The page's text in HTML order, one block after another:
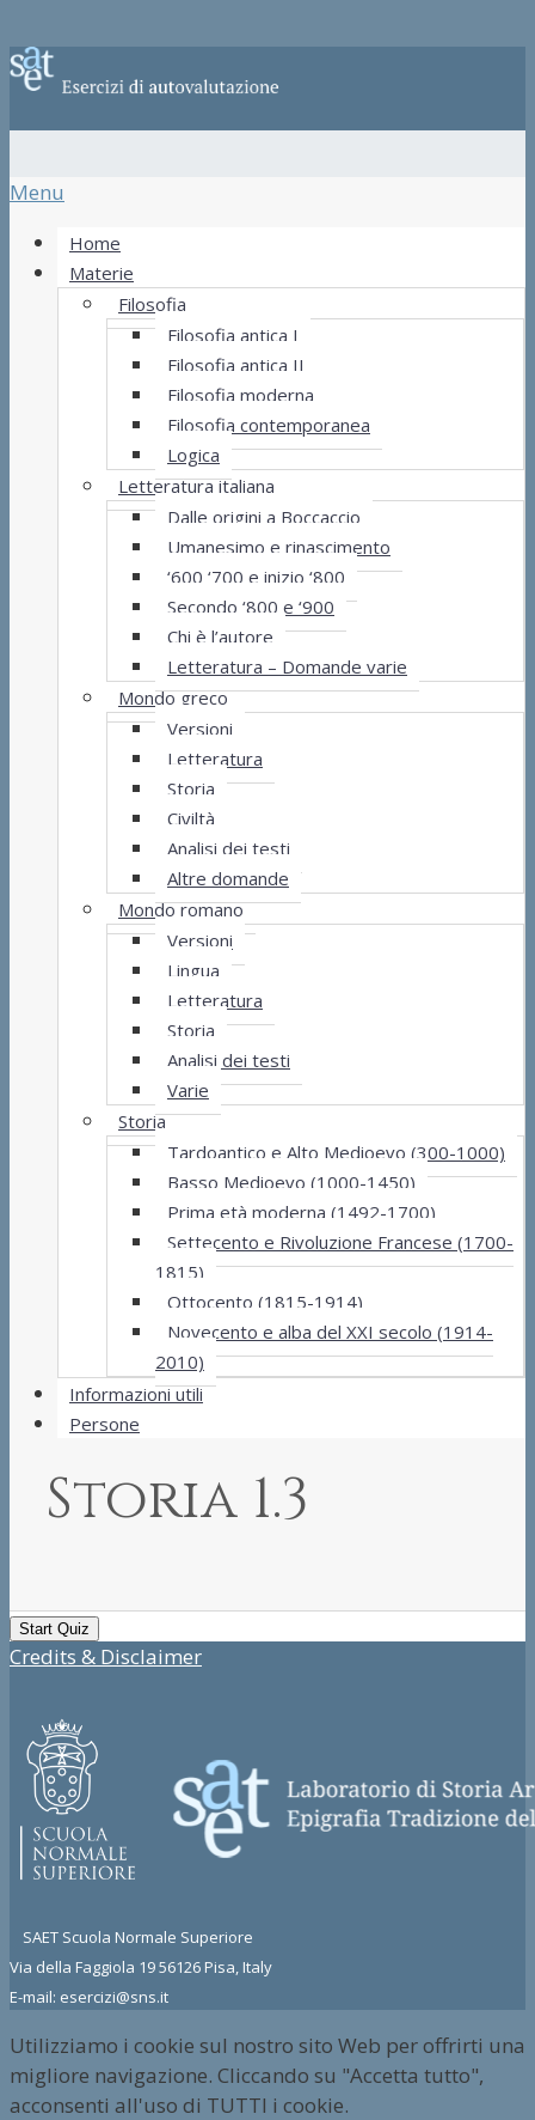
Menu
Home
Materie
Filosofia
Filosofia antica I
Filosofia antica II
Filosofia moderna
Filosofia contemporanea
Logica
Letteratura italiana
Dalle origini a Boccaccio
Umanesimo e rinascimento
‘600 ‘700 e inizio ‘800
Secondo ‘800 e ‘900
Chi è l’autore
Letteratura – Domande varie
Mondo greco
Versioni
Letteratura
Storia
Civiltà
Analisi dei testi
Altre domande
Mondo romano
Versioni
Lingua
Letteratura
Storia
Analisi dei testi
Varie
Storia
Tardoantico e Alto Medioevo (300-1000)
Basso Medioevo (1000-1450)
Prima età moderna (1492-1700)
Settecento e Rivoluzione Francese (1700-
1815)
Ottocento (1815-1914)
Novecento e alba del XXI secolo (1914-
2010)
Informazioni utili
Persone
Storia 1.3
Credits & Disclaimer
SAET Scuola Normale Superiore
Via della Faggiola 19 56126 Pisa, Italy
E-mail: esercizi@sns.it
Utilizziamo i cookie sul nostro sito Web per offrirti una
migliore navigazione. Cliccando su "Accetta tutto",
acconsenti all'uso di TUTTI i cookie.